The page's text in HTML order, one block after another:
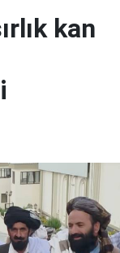
kan